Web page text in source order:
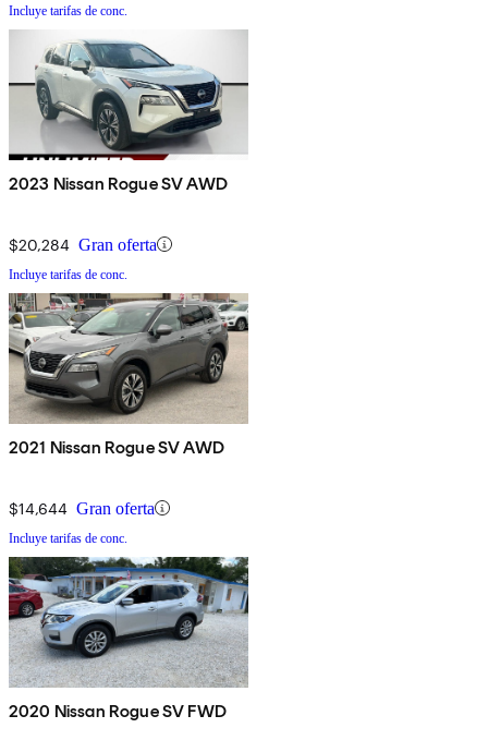
Incluye tarifas de conc.
2023 Nissan Rogue SV AWD
$20,284 Gran oferta
Incluye tarifas de conc.
2021 Nissan Rogue SV AWD
$14,644 Gran oferta
Incluye tarifas de conc.
2020 Nissan Rogue SV FWD